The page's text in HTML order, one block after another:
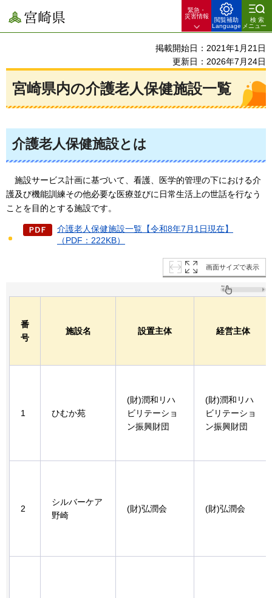
宮崎県
緊急・
災害情報
閲覧補助
Language
検索
メニュー
掲載開始日：2021年1月21日
更新日：2026年7月24日
宮崎県内の介護老人保健施設一覧
介護老人保健施設とは
施設サービス計画に基づいて、看護、医学的管理の下における介
護及び機能訓練その他必要な医療並びに日常生活上の世話を行なう
ことを目的とする施設です。
介護老人保健施設一覧【令和8年7月1日現在】
（PDF：222KB）
画面サイズで表示
番
号
施設名 設置主体 経営主体
1 ひむか苑
(財)潤和リハ
ビリテーショ
ン振興財団
(財)潤和リハ
ビリテーショ
ン振興財団
2
シルバーケア
野崎
(財)弘潤会 (財)弘潤会